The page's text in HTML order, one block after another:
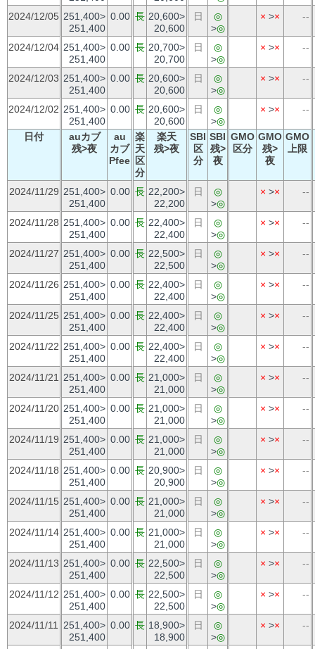
2024/12/05 251,400>
251,400
0.00 長 20,600>
20,600
日
◎
>◎
× >× --
2024/12/04 251,400>
251,400
0.00 長 20,700>
20,700
日
◎
>◎
× >× --
2024/12/03 251,400>
251,400
0.00 長 20,600>
20,600
日
◎
>◎
× >× --
2024/12/02 251,400>
251,400
0.00 長 20,600>
20,600
日
◎
>◎
× >× --
日付
auカブ
残>夜
au
カブ
Pfee
楽
天
区
分
楽天
残>夜
SBI
区
分
SBI
残>
夜
GMO
区分
GMO
残>
夜
GMO
上限
2024/11/29 251,400>
251,400
0.00 長 22,200>
22,200
日
◎
>◎
× >× --
2024/11/28 251,400>
251,400
0.00 長 22,400>
22,400
日
◎
>◎
× >× --
2024/11/27 251,400>
251,400
0.00 長 22,500>
22,500
日
◎
>◎
× >× --
2024/11/26 251,400>
251,400
0.00 長 22,400>
22,400
日
◎
>◎
× >× --
2024/11/25 251,400>
251,400
0.00 長 22,400>
22,400
日
◎
>◎
× >× --
2024/11/22 251,400>
251,400
0.00 長 22,400>
22,400
日
◎
>◎
× >× --
2024/11/21
251,400>
251,400
0.00 長 21,000>
21,000
日
◎
>◎
× >× --
2024/11/20 251,400>
251,400
0.00 長 21,000>
21,000
日
◎
>◎
× >× --
2024/11/19 251,400>
251,400
0.00 長 21,000>
21,000
日
◎
>◎
× >× --
2024/11/18 251,400>
251,400
0.00 長 20,900>
20,900
日
◎
>◎
× >× --
2024/11/15 251,400>
251,400
0.00 長 21,000>
21,000
日
◎
>◎
× >× --
2024/11/14 251,400>
251,400
0.00 長 21,000>
21,000
日
◎
>◎
× >× --
2024/11/13 251,400>
251,400
0.00 長 22,500>
22,500
日
◎
>◎
× >× --
2024/11/12 251,400>
251,400
0.00 長 22,500>
22,500
日
◎
>◎
× >× --
2024/11/11
251,400>
251,400
0.00 長 18,900>
18,900
日
◎
>◎
× >× --